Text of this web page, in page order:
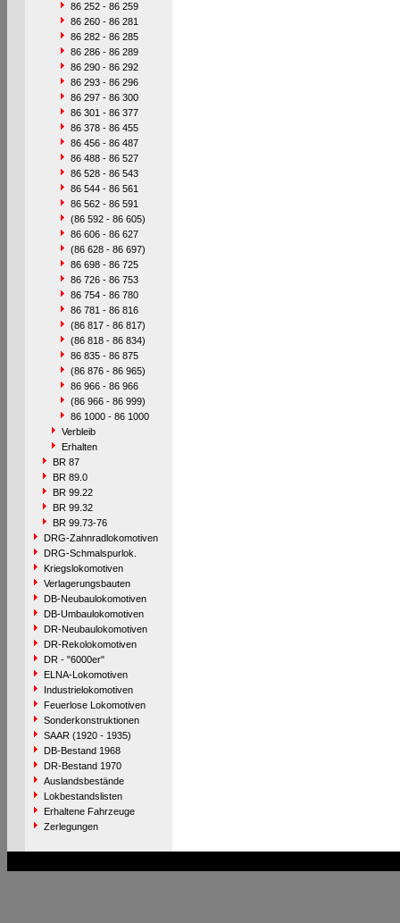
86 252 - 86 259
86 260 - 86 281
86 282 - 86 285
86 286 - 86 289
86 290 - 86 292
86 293 - 86 296
86 297 - 86 300
86 301 - 86 377
86 378 - 86 455
86 456 - 86 487
86 488 - 86 527
86 528 - 86 543
86 544 - 86 561
86 562 - 86 591
(86 592 - 86 605)
86 606 - 86 627
(86 628 - 86 697)
86 698 - 86 725
86 726 - 86 753
86 754 - 86 780
86 781 - 86 816
(86 817 - 86 817)
(86 818 - 86 834)
86 835 - 86 875
(86 876 - 86 965)
86 966 - 86 966
(86 966 - 86 999)
86 1000 - 86 1000
Verbleib
Erhalten
BR 87
BR 89.0
BR 99.22
BR 99.32
BR 99.73-76
DRG-Zahnradlokomotiven
DRG-Schmalspurlok.
Kriegslokomotiven
Verlagerungsbauten
DB-Neubaulokomotiven
DB-Umbaulokomotiven
DR-Neubaulokomotiven
DR-Rekolokomotiven
DR - "6000er"
ELNA-Lokomotiven
Industrielokomotiven
Feuerlose Lokomotiven
Sonderkonstruktionen
SAAR (1920 - 1935)
DB-Bestand 1968
DR-Bestand 1970
Auslandsbestände
Lokbestandslisten
Erhaltene Fahrzeuge
Zerlegungen